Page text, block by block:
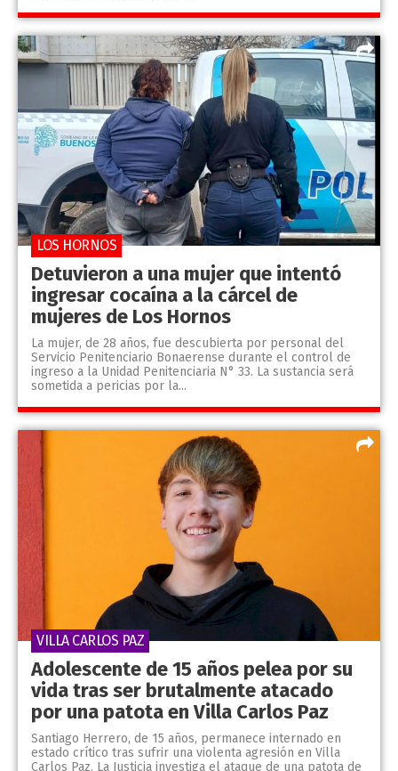
Detuvieron a una mujer que intentó
ingresar cocaína a la cárcel de
mujeres de Los Hornos
La mujer, de 28 años, fue descubierta por personal del
Servicio Penitenciario Bonaerense durante el control de
ingreso a la Unidad Penitenciaria N° 33. La sustancia será
sometida a pericias por la...
LOS HORNOS
Adolescente de 15 años pelea por su
vida tras ser brutalmente atacado
por una patota en Villa Carlos Paz
Santiago Herrero, de 15 años, permanece internado en
estado crítico tras sufrir una violenta agresión en Villa
Carlos Paz. La Justicia investiga el ataque de una patota de
VILLA CARLOS PAZ